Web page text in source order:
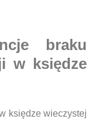
braku
w księdze
księdze wieczystej